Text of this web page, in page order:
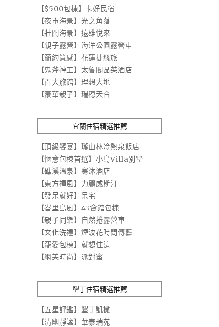
【$500包棟】卡好民宿
【夜市海景】光之角落
【壯闊海景】遠雄悅來
【親子露營】海洋公園露營車
【簡約質感】花蓮捷絲旅
【鬼斧神工】太魯閣晶英酒店
【百大旅館】理想大地
【豪華親子】瑞穗天合
宜蘭住宿精選推薦
【頂級饗宴】瓏山林冷熱泉飯店
【愜意包棟首選】小島Villa別墅
【礁溪溫泉】寒沐酒店
【東方禪風】力麗威斯汀
【發呆就好】呆宅
【峇里島風】43會館包棟
【親子同樂】自然捲露營車
【文化洗禮】煙波花時間傳藝
【寵愛包棟】就想住這
【網美時尚】派對蜜
墾丁住宿精選推薦
【五星評鑑】墾丁凱撒
【清幽靜謐】華泰瑞苑